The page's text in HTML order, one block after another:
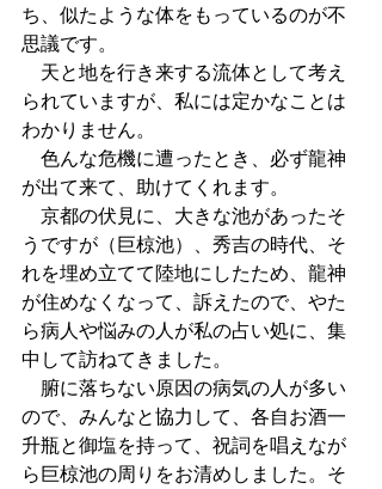
ち、似たような体をもっているのが不
思議です。
天と地を行き来する流体として考え
られていますが、私には定かなことは
わかりません。
色んな危機に遭ったとき、必ず龍神
が出て来て、助けてくれます。
京都の伏見に、大きな池があったそ
うですが（巨椋池）、秀吉の時代、そ
れを埋め立てて陸地にしたため、龍神
が住めなくなって、訴えたので、やた
ら病人や悩みの人が私の占い処に、集
中して訪ねてきました。
腑に落ちない原因の病気の人が多い
ので、みんなと協力して、各自お酒一
升瓶と御塩を持って、祝詞を唱えなが
ら巨椋池の周りをお清めしました。そ